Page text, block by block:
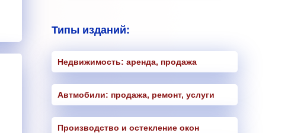
Типы изданий:
Недвижимость: аренда, продажа
Автмобили: продажа, ремонт, услуги
Производство и остекление окон